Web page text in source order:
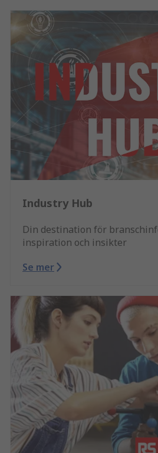
Industry Hub
Din destination för
inspiration och insikter
Se mer